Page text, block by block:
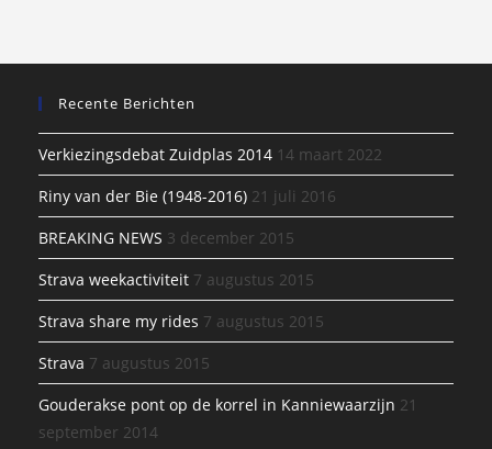
Recente Berichten
Verkiezingsdebat Zuidplas 2014 14 maart 2022
Riny van der Bie (1948-2016) 21 juli 2016
BREAKING NEWS 3 december 2015
Strava weekactiviteit 7 augustus 2015
Strava share my rides 7 augustus 2015
Strava 7 augustus 2015
Gouderakse pont op de korrel in Kanniewaarzijn 21
september 2014